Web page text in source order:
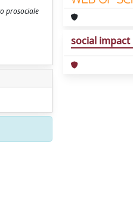
prosociale
social impact